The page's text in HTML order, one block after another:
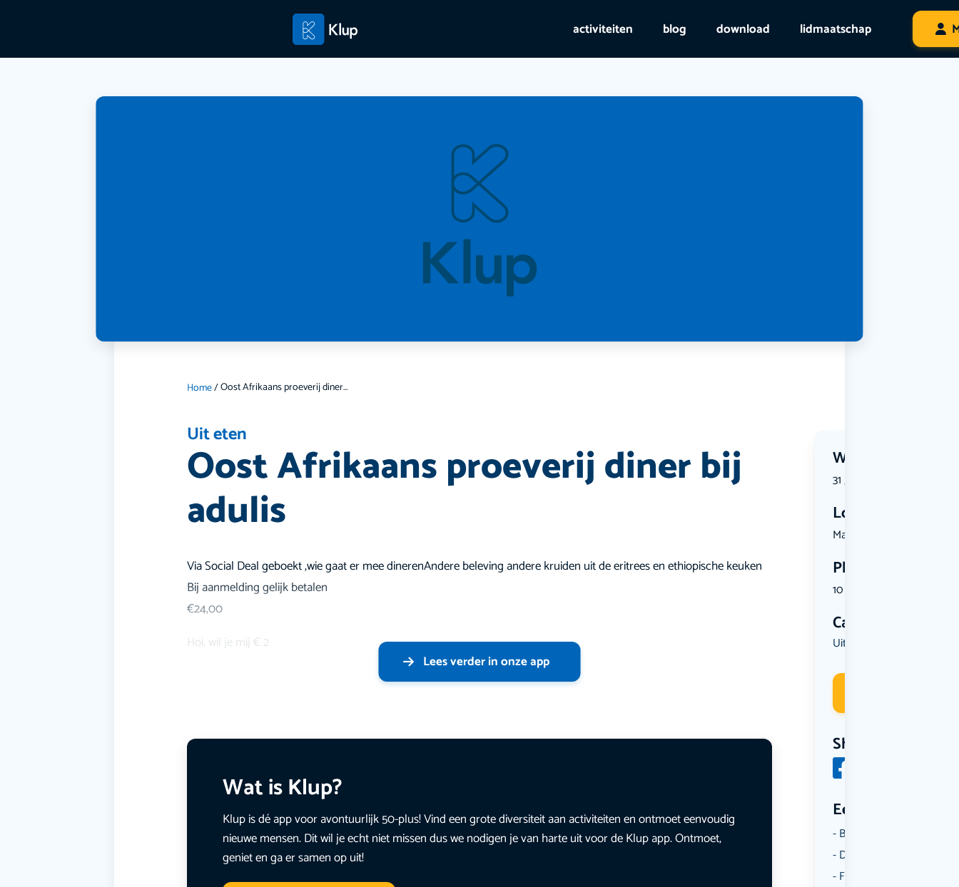
activiteiten blog download lidmaatschap
Home/ Oost Afrikaans proeverij diner bij adulis
Uit eten
Oost Afrikaans proeverij diner bij
adulis
Wanneer?
31 July 2026 | 18:00
Locatie
Markt 42, ...
Plekken
10 plekken beschikbaar
Categorie
Uit eten
Share
Een aantal
Borrelen
Dansen
Fietsen
Via Social Deal geboekt ,wie gaat er mee dinerenAndere beleving andere kruiden uit de eritrees en ethiopische keuken
Bij aanmelding gelijk betalen
€24,00
Hoi, wil je mij € 2
Lees verder in onze app
Wat is Klup?
Klup is dé app voor avontuurlijk 50-plus! Vind een grote diversiteit aan activiteiten en ontmoet eenvoudig
nieuwe mensen. Dit wil je echt niet missen dus we nodigen je van harte uit voor de Klup app. Ontmoet,
geniet en ga er samen op uit!